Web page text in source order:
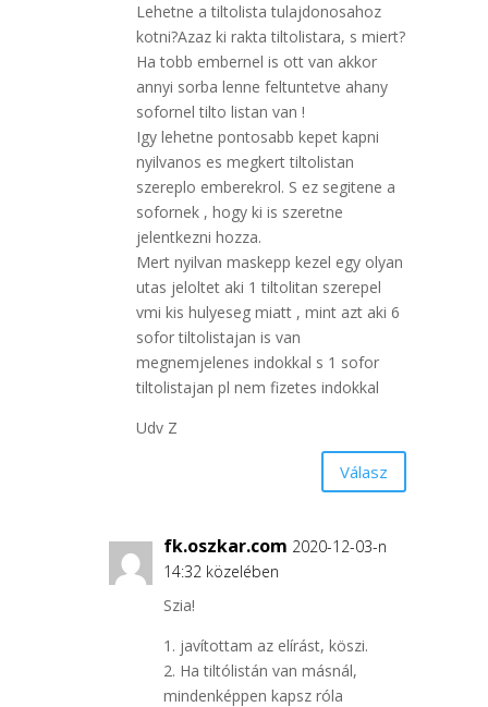
Lehetne a tiltolista tulajdonosahoz
kotni?Azaz ki rakta tiltolistara, s miert?
Ha tobb embernel is ott van akkor
annyi sorba lenne feltuntetve ahany
sofornel tilto listan van !
Igy lehetne pontosabb kepet kapni
nyilvanos es megkert tiltolistan
szereplo emberekrol. S ez segitene a
sofornek , hogy ki is szeretne
jelentkezni hozza.
Mert nyilvan maskepp kezel egy olyan
utas jeloltet aki 1 tiltolitan szerepel
vmi kis hulyeseg miatt , mint azt aki 6
sofor tiltolistajan is van
megnemjelenes indokkal s 1 sofor
tiltolistajan pl nem fizetes indokkal
Udv Z
Válasz
fk.oszkar.com 2020-12-03-n
14:32 közelében
Szia!
1. javítottam az elírást, köszi.
2. Ha tiltólistán van másnál,
mindenképpen kapsz róla